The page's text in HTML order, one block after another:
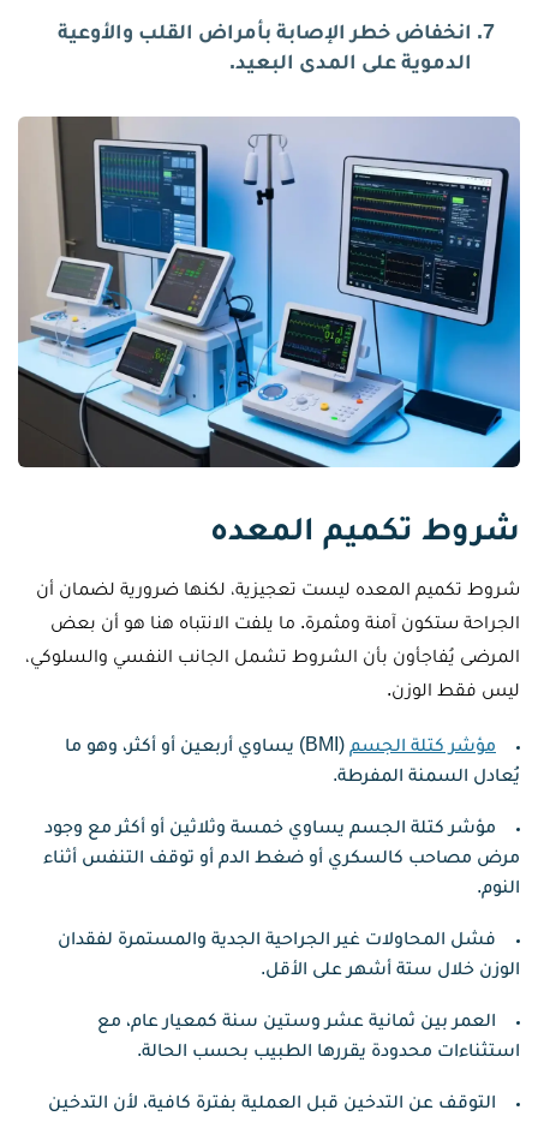
انخفاض خطر الإصابة بأمراض القلب والأوعية
الدموية على المدى البعيد.
شروط تكميم المعده
شروط تكميم المعده ليست تعجيزية، لكنها ضرورية لضمان أن
الجراحة ستكون آمنة ومثمرة. ما يلفت الانتباه هنا هو أن بعض
المرضى يُفاجأون بأن الشروط تشمل الجانب النفسي والسلوكي،
ليس فقط الوزن.
مؤشر كتلة الجسم
(BMI) يساوي أربعين أو أكثر، وهو ما
يُعادل السمنة المفرطة.
مؤشر كتلة الجسم يساوي خمسة وثلاثين أو أكثر مع وجود
مرض مصاحب كالسكري أو ضغط الدم أو توقف التنفس أثناء
النوم.
فشل المحاولات غير الجراحية الجدية والمستمرة لفقدان
الوزن خلال ستة أشهر على الأقل.
العمر بين ثمانية عشر وستين سنة كمعيار عام، مع
استثناءات محدودة يقررها الطبيب بحسب الحالة.
التوقف عن التدخين قبل العملية بفترة كافية، لأن التدخين